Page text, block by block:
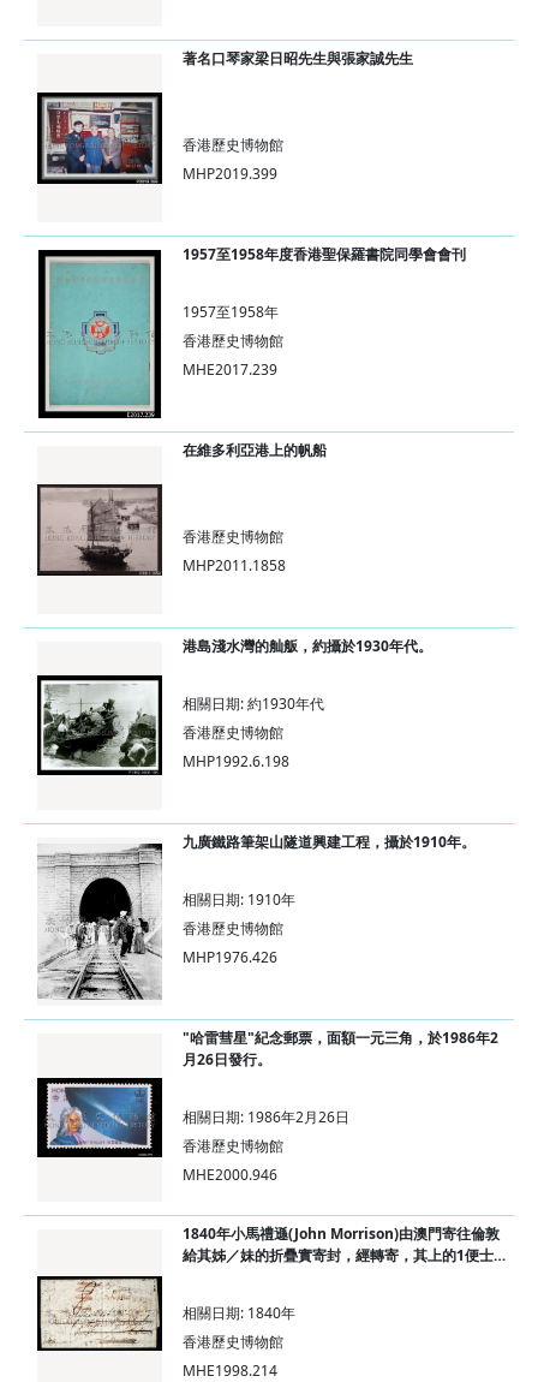
著名口琴家梁日昭先生與張家誠先生
香港歷史博物館
MHP2019.399
1957至1958年度香港聖保羅書院同學會會刊
1957至1958年
香港歷史博物館
MHE2017.239
在維多利亞港上的帆船
香港歷史博物館
MHP2011.1858
港島淺水灣的舢舨，約攝於1930年代。
相關日期: 約1930年代
香港歷史博物館
MHP1992.6.198
九廣鐵路筆架山隧道興建工程，攝於1910年。
相關日期: 1910年
香港歷史博物館
MHP1976.426
"哈雷彗星"紀念郵票，面額一元三角，於1986年2
月26日發行。
相關日期: 1986年2月26日
香港歷史博物館
MHE2000.946
1840年小馬禮遜(John Morrison)由澳門寄往倫敦
給其姊／妹的折疊實寄封，經轉寄，其上的1便士
相關日期: 1840年
香港歷史博物館
MHE1998.214